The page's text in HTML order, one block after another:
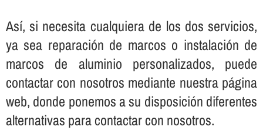
Así­, si necesita cualquiera de los dos servicios,
ya sea reparación de marcos o instalación de
marcos de aluminio personalizados, puede
contactar con nosotros mediante nuestra página
web, donde ponemos a su disposición diferentes
alternativas para contactar con nosotros.